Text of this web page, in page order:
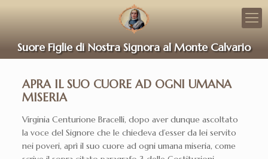
Suore Figlie di Nostra Signora al Monte Calvario
APRA IL SUO CUORE AD OGNI UMANA
MISERIA
Virginia Centurione Bracelli, dopo aver dunque ascoltato
la voce del Signore che le chiedeva d’esser da lei servito
nei poveri, aprì il suo cuore ad ogni umana miseria, come